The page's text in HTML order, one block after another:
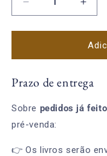
Diminuir
a
quantidade
Combo:
do
a
de
do
Prazo de entrega
Sobre pedidos já
pré-venda:
👉 Os livros serão